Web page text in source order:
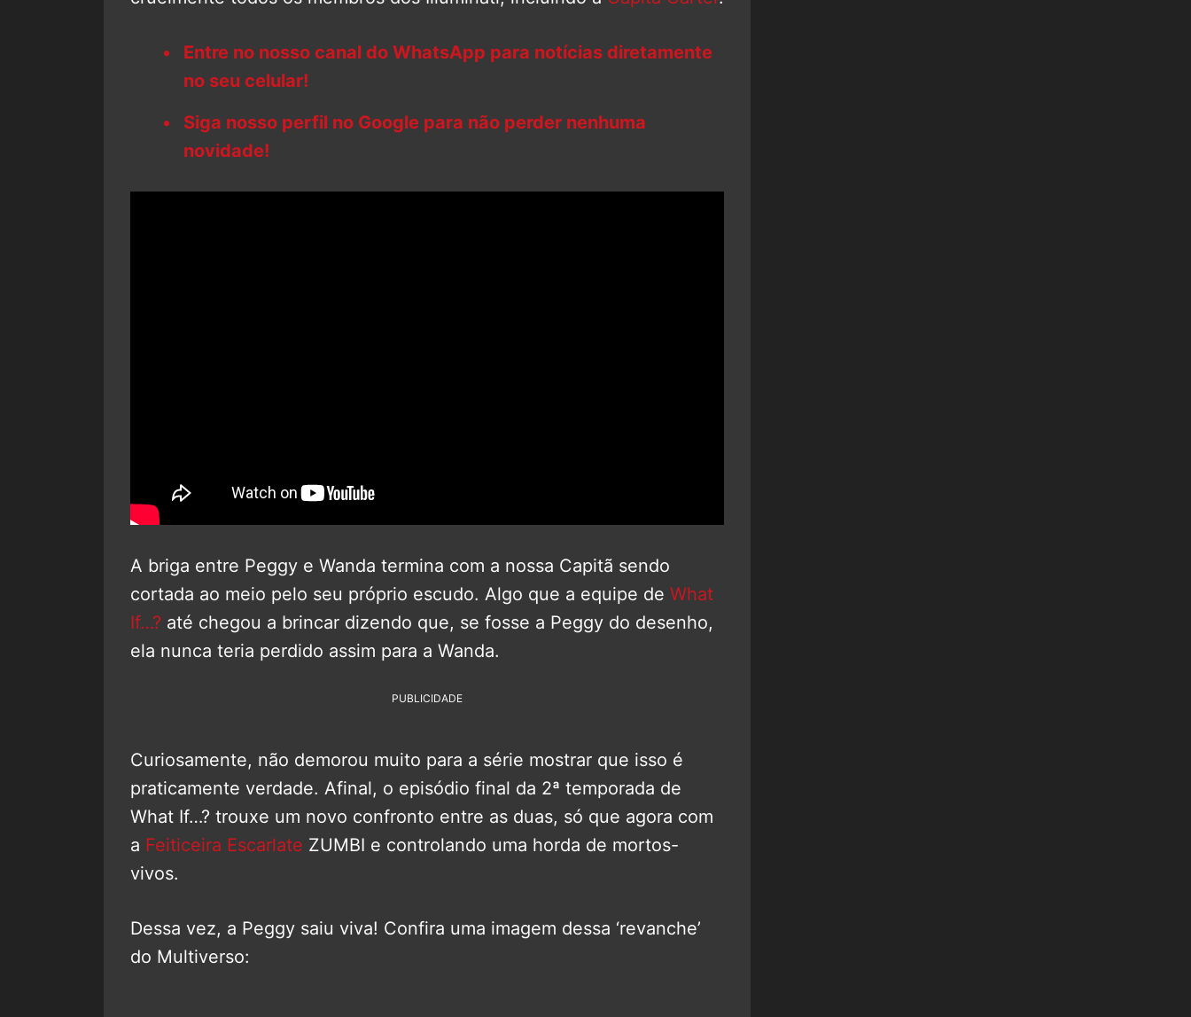
Entre no nosso canal do WhatsApp para notícias diretamente
no seu celular!
Siga nosso perfil no Google para não perder nenhuma
novidade!
A briga entre Peggy e Wanda termina com a nossa Capitã sendo
cortada ao meio pelo seu próprio escudo. Algo que a equipe de What
If…? até chegou a brincar dizendo que, se fosse a Peggy do desenho,
ela nunca teria perdido assim para a Wanda.
PUBLICIDADE
Curiosamente, não demorou muito para a série mostrar que isso é
praticamente verdade. Afinal, o episódio final da 2ª temporada de
What If…? trouxe um novo confronto entre as duas, só que agora com
a Feiticeira Escarlate ZUMBI e controlando uma horda de mortos-
vivos.
Dessa vez, a Peggy saiu viva! Confira uma imagem dessa ‘revanche’
do Multiverso: